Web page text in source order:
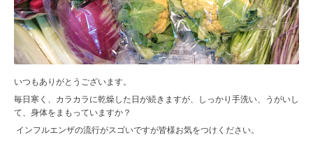
いつもありがとうございます。
毎日寒く、カラカラに乾燥した日が続きますが、しっかり手洗い、うがいし
て、身体をまもっていますか？
インフルエンザの流行がスゴいですが皆様お気をつけください。